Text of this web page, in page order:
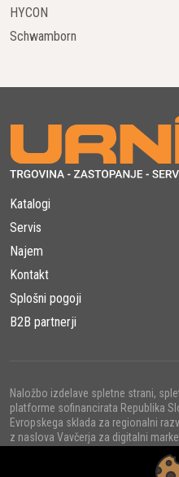
pogoje, kar zagotavlja
funkcija prilagodi delovanje
, ki
pametnega telefona.
Google Homepa omogoča
6. Ekološko in tiho
S povprečno glasnostjo le
deluje skoraj neslišno, kar
Zakaj izbrati Automower
Brez mejne žice
Povezljivost z
asistenti
Izjemno tiho in varčno
HYCON
Schwamborn
Katalogi
Servis
Najem
Kontakt
Splošni pogoji
B2B partnerji
Naložbo izdelave spletne strani,
platforme sofinancirata Republika
Evropskega sklada za regionalni
z naslova Vavčerja za digitalni